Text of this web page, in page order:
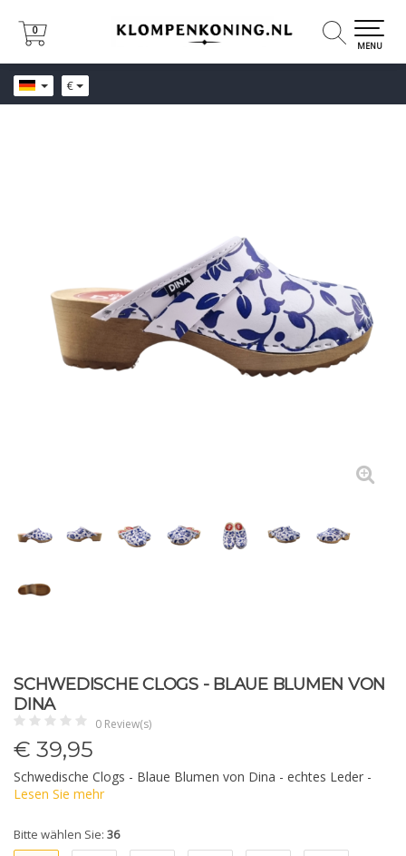
€
0
0
MENU
SCHWEDISCHE CLOGS - BLAUE BLUMEN VON
DINA
0 Review(s)
€ 39,95
Schwedische Clogs - Blaue Blumen von Dina - echtes Leder -
Lesen Sie mehr
Bitte wählen Sie: 36